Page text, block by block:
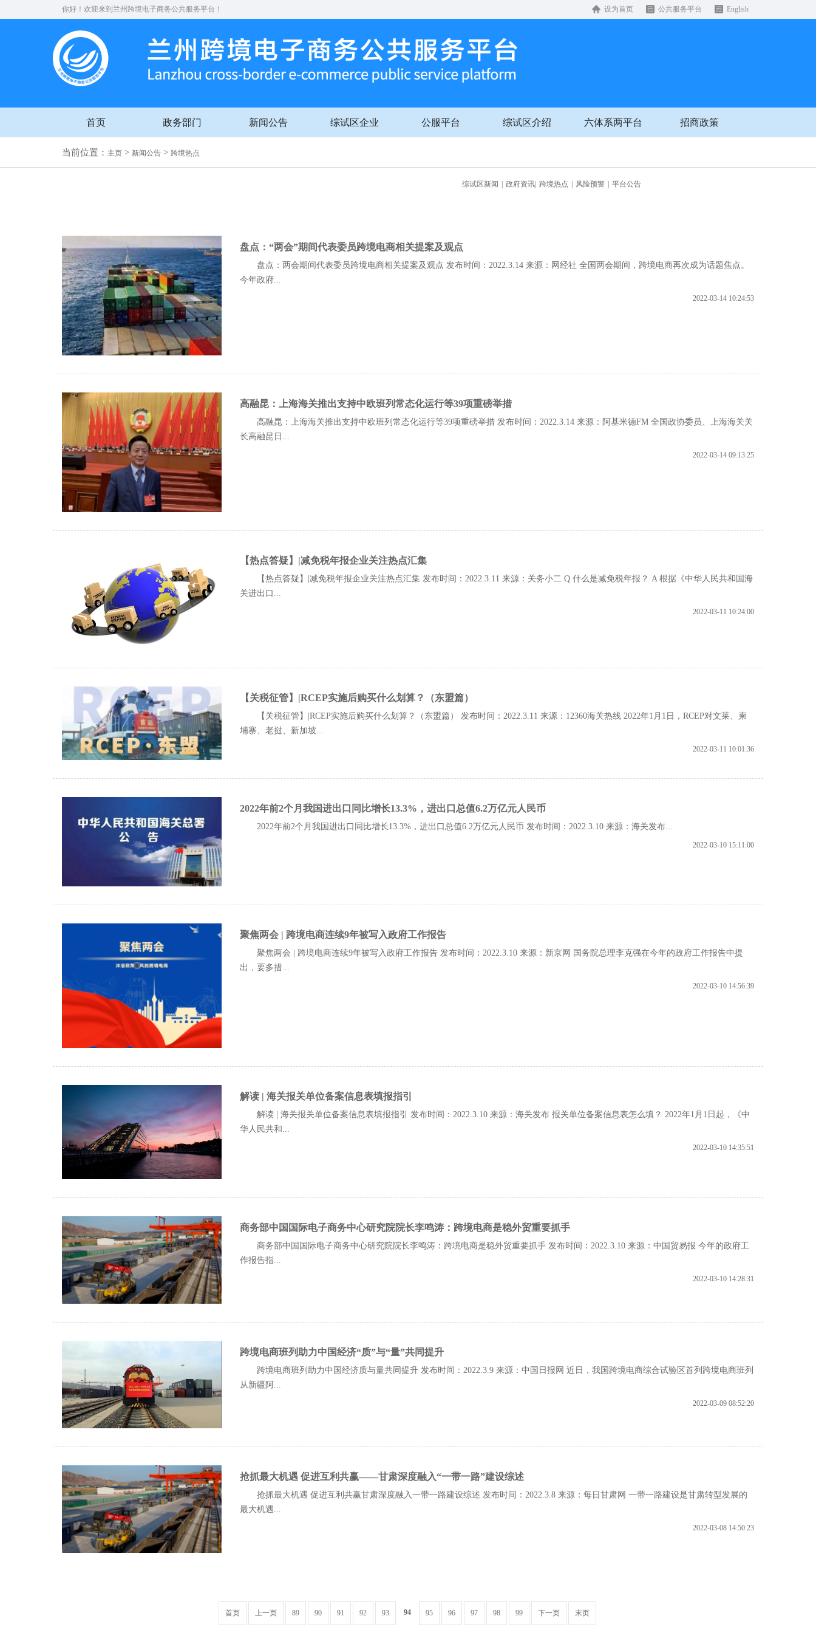
你好！欢迎来到兰州跨境电子商务公共服务平台！ 设为首页 公共服务平台 English
首页 政务部门 新闻公告 综试区企业 公服平台 综试区介绍 六体系两平台 招商政策
当前位置： 主页 > 新闻公告 > 跨境热点
综试区新闻 政府资讯| 跨境热点 风险预警 平台公告
盘点：“两会”期间代表委员跨境电商相关提案及观点
盘点：两会期间代表委员跨境电商相关提案及观点 发布时间：2022.3.14 来源：网经社 全国两会期间，跨境电商再次成为话题焦点。
今年政府...
2022-03-14 10:24:53
高融昆：上海海关推出支持中欧班列常态化运行等39项重磅举措
高融昆：上海海关推出支持中欧班列常态化运行等39项重磅举措 发布时间：2022.3.14 来源：阿基米德FM 全国政协委员、上海海关关
长高融昆日...
2022-03-14 09:13:25
【热点答疑】|减免税年报企业关注热点汇集
【热点答疑】|减免税年报企业关注热点汇集 发布时间：2022.3.11 来源：关务小二 Q 什么是减免税年报？ A 根据《中华人民共和国海
关进出口...
2022-03-11 10:24:00
【关税征管】|RCEP实施后购买什么划算？（东盟篇）
【关税征管】|RCEP实施后购买什么划算？（东盟篇） 发布时间：2022.3.11 来源：12360海关热线 2022年1月1日，RCEP对文莱、柬
埔寨、老挝、新加坡...
2022-03-11 10:01:36
2022年前2个月我国进出口同比增长13.3%，进出口总值6.2万亿元人民币
2022年前2个月我国进出口同比增长13.3%，进出口总值6.2万亿元人民币 发布时间：2022.3.10 来源：海关发布...
2022-03-10 15:11:00
聚焦两会 | 跨境电商连续9年被写入政府工作报告
聚焦两会 | 跨境电商连续9年被写入政府工作报告 发布时间：2022.3.10 来源：新京网 国务院总理李克强在今年的政府工作报告中提
出，要多措...
2022-03-10 14:56:39
解读 | 海关报关单位备案信息表填报指引
解读 | 海关报关单位备案信息表填报指引 发布时间：2022.3.10 来源：海关发布 报关单位备案信息表怎么填？ 2022年1月1日起，《中
华人民共和...
2022-03-10 14:35:51
商务部中国国际电子商务中心研究院院长李鸣涛：跨境电商是稳外贸重要抓手
商务部中国国际电子商务中心研究院院长李鸣涛：跨境电商是稳外贸重要抓手 发布时间：2022.3.10 来源：中国贸易报 今年的政府工
作报告指...
2022-03-10 14:28:31
跨境电商班列助力中国经济“质”与“量”共同提升
跨境电商班列助力中国经济质与量共同提升 发布时间：2022.3.9 来源：中国日报网 近日，我国跨境电商综合试验区首列跨境电商班列
从新疆阿...
2022-03-09 08:52:20
抢抓最大机遇 促进互利共赢——甘肃深度融入“一带一路”建设综述
抢抓最大机遇 促进互利共赢甘肃深度融入一带一路建设综述 发布时间：2022.3.8 来源：每日甘肃网 一带一路建设是甘肃转型发展的
最大机遇...
2022-03-08 14:50:23
首页 上一页 89 90 91 92 93 94 95 96 97 98 99 下一页 末页